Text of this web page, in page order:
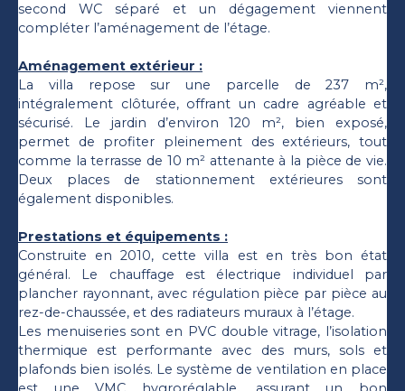
second WC séparé et un dégagement viennent
compléter l’aménagement de l’étage.
Aménagement extérieur :
La villa repose sur une parcelle de 237 m²,
intégralement clôturée, offrant un cadre agréable et
sécurisé. Le jardin d’environ 120 m², bien exposé,
permet de profiter pleinement des extérieurs, tout
comme la terrasse de 10 m² attenante à la pièce de vie.
Deux places de stationnement extérieures sont
également disponibles.
Prestations et équipements :
Construite en 2010, cette villa est en très bon état
général. Le chauffage est électrique individuel par
plancher rayonnant, avec régulation pièce par pièce au
rez-de-chaussée, et des radiateurs muraux à l’étage.
Les menuiseries sont en PVC double vitrage, l’isolation
thermique est performante avec des murs, sols et
plafonds bien isolés. Le système de ventilation en place